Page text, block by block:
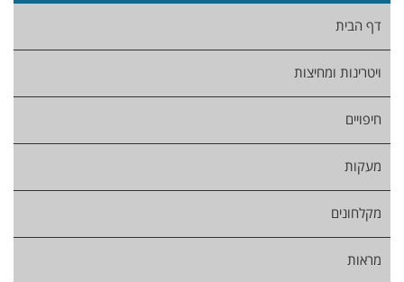
דף הבית
ויטרינות ומחיצות
חיפויים
מעקות
מקלחונים
מראות